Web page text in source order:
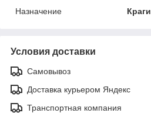
Назначение
Краги
Условия доставки
Самовывоз
Доставка курьером Яндекс
Транспортная компания